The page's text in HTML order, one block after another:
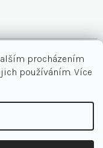
procházením
používáním. Více